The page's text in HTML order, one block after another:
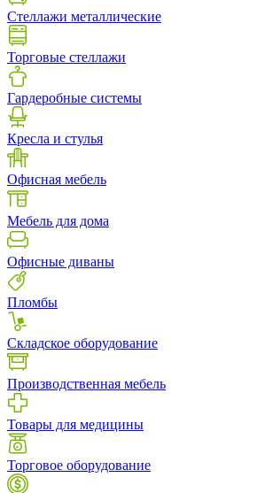
Стеллажи металлические
Торговые стеллажи
Гардеробные системы
Кресла и стулья
Офисная мебель
Мебель для дома
Офисные диваны
Пломбы
Складское оборудование
Производственная мебель
Товары для медицины
Торговое оборудование